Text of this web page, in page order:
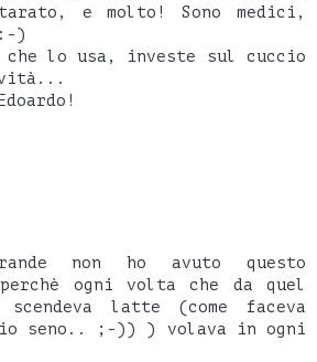
e molto! Sono medici,
)
che lo usa, investe sul cuccio
non ho avuto questo
ogni volta che da quel
latte (come faceva
seno.. ;-)) ) volava in ogni